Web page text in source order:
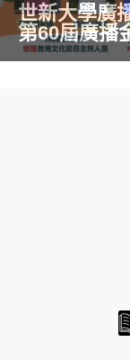
世新大學廣
第60屆廣播